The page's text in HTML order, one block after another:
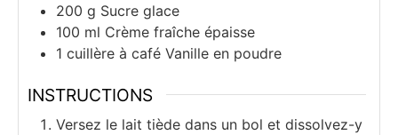
200 g Sucre glace
100 ml Crème fraîche épaisse
1 cuillère à café Vanille en poudre
INSTRUCTIONS
Versez le lait tiède dans un bol et dissolvez-y